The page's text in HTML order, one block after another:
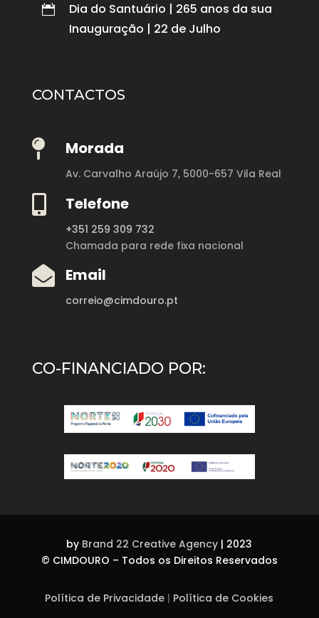

Dia do Santuário | 265 anos da sua
Inauguração | 22 de Julho
CONTACTOS
 Morada
Av. Carvalho Araújo 7, 5000-657 Vila Real
 Telefone
+351 259 309 732
Chamada para rede fixa nacional
 Email
correio@cimdouro.pt
CO-FINANCIADO POR:
by Brand 22 Creative Agency | 2023
© CIMDOURO – Todos os Direitos Reservados
Política de Privacidade | Política de Cookies